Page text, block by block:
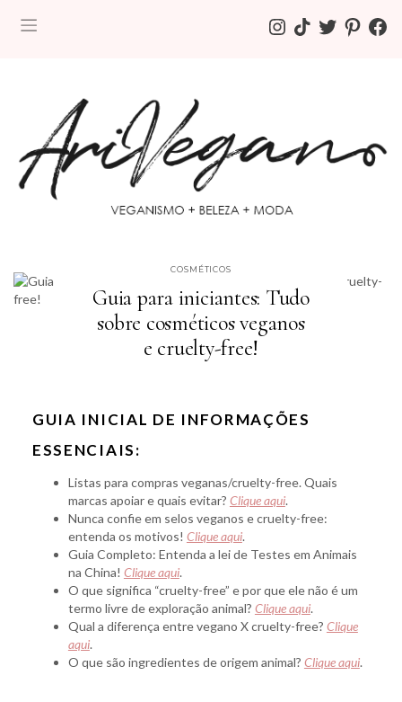
INSTAGRAM
TIKTOKTWITTERPINTEREST
COSMÉTICOS
Guia para iniciantes: Tudo
sobre cosméticos veganos
e cruelty-free!
GUIA INICIAL DE INFORMAÇÕES
ESSENCIAIS:
Listas para compras veganas/cruelty-free. Quais
marcas apoiar e quais evitar? Clique aqui.
Nunca confie em selos veganos e cruelty-free:
entenda os motivos! Clique aqui.
Guia Completo: Entenda a lei de Testes em Animais
na China! Clique aqui.
O que significa “cruelty-free” e por que ele não é um
termo livre de exploração animal? Clique aqui.
Qual a diferença entre vegano X cruelty-free? Clique
aqui.
O que são ingredientes de origem animal? Clique aqui.